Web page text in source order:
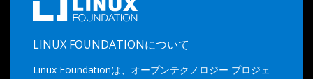
LINUX FOUNDATIONについて
Linux Foundationは、オープンテクノロジー プロジェ